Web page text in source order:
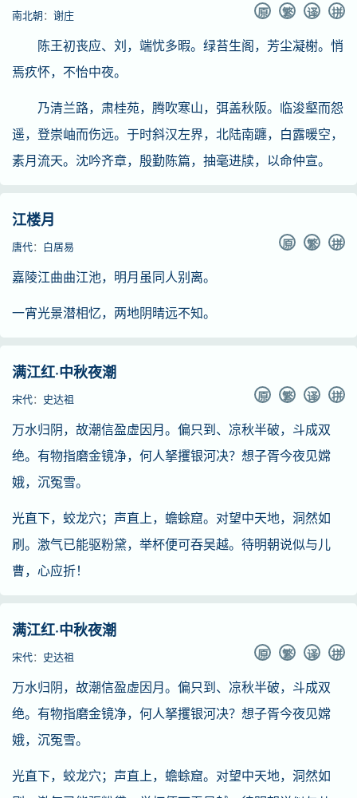
南北朝： 谢庄 拼
译
繁
原
陈王初丧应、刘，端忧多暇。绿苔生阁，芳尘凝榭。悄
焉疚怀，不怡中夜。
乃清兰路，肃桂苑，腾吹寒山，弭盖秋阪。临浚壑而怨
遥，登崇岫而伤远。于时斜汉左界，北陆南躔，白露暖空，
素月流天。沈吟齐章，殷勤陈篇，抽毫进牍，以命仲宣。
江楼月
唐代： 白居易 拼
繁
原
嘉陵江曲曲江池，明月虽同人别离。
一宵光景潜相忆，两地阴晴远不知。
满江红·中秋夜潮
宋代： 史达祖 拼
译
繁
原
万水归阴，故潮信盈虚因月。偏只到、凉秋半破，斗成双
绝。有物指磨金镜净，何人拏攫银河决？想子胥今夜见嫦
娥，沉冤雪。
光直下，蛟龙穴；声直上，蟾蜍窟。对望中天地，洞然如
刷。激气已能驱粉黛，举杯便可吞吴越。待明朝说似与儿
曹，心应折！
满江红·中秋夜潮
宋代： 史达祖 拼
译
繁
原
万水归阴，故潮信盈虚因月。偏只到、凉秋半破，斗成双
绝。有物指磨金镜净，何人拏攫银河决？想子胥今夜见嫦
娥，沉冤雪。
光直下，蛟龙穴；声直上，蟾蜍窟。对望中天地，洞然如